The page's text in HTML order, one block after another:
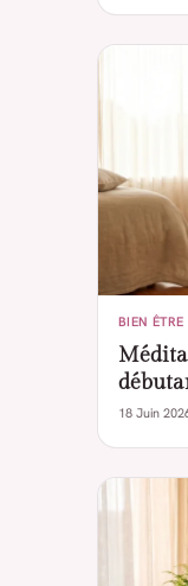
BIEN ÊTRE
18 Juin